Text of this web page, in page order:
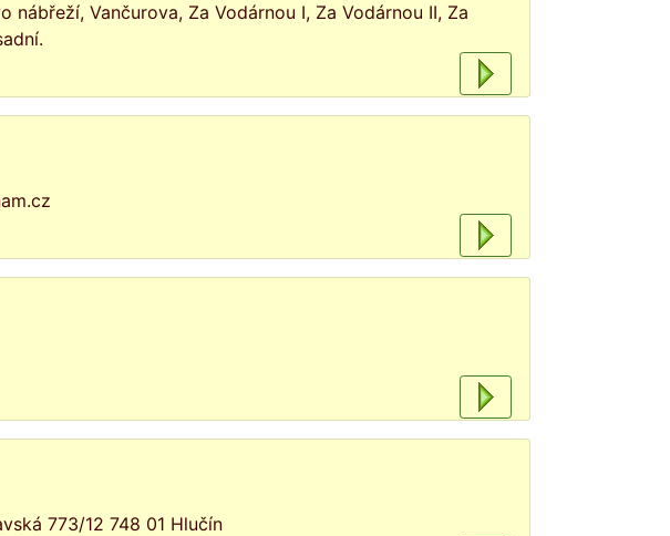
nábřeží, Vančurova, Za Vodárnou I, Za Vodárnou II, Za
773/12 748 01 Hlučín